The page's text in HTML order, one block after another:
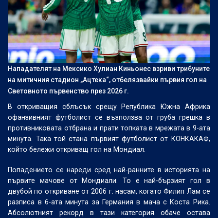
Нападателят на Мексико Хулиан Киньонес взриви трибуните
на митичния стадион „Ацтека“, отбелязвайки първия гол на
Световното първенство през 2026 г.
В откриващия сблъсък срещу Република Южна Африка
офанзивният футболист се възползва от груба грешка в
противниковата отбрана и прати топката в мрежата в 9-ата
минута. Така той стана първият футболист от КОНКАКАФ,
който бележи откриващ гол на Мондиал.
Попадението се нареди сред най-ранните в историята на
първите мачове от Мондиали. То е най-бързият гол в
двубой по откриване от 2006 г. насам, когато Филип Лам се
разписа в 6-ата минута за Германия в мача с Коста Рика.
Абсолютният рекорд в тази категория обаче остава